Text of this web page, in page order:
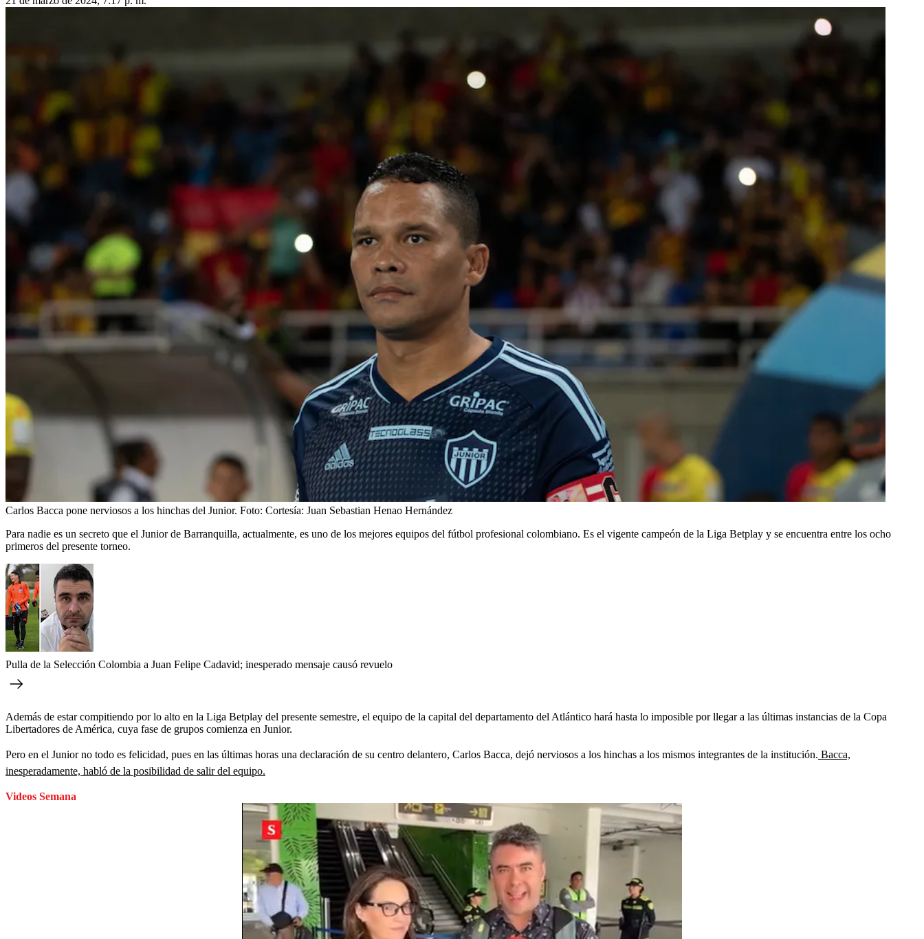
Carlos Bacca pone nerviosos a los hinchas del Junior. Foto: Cortesía: Juan Sebastian Henao Hernández
Para nadie es un secreto que el Junior de Barranquilla, actualmente, es uno de los mejores equipos del fútbol profesional colombiano. Es el vigente campeón de la Liga Betplay y se encuentra entre los ocho
primeros del presente torneo.
Pulla de la Selección Colombia a Juan Felipe Cadavid; inesperado mensaje causó revuelo
Además de estar compitiendo por lo alto en la Liga Betplay del presente semestre, el equipo de la capital del departamento del Atlántico hará hasta lo imposible por llegar a las últimas instancias de la Copa
Libertadores de América, cuya fase de grupos comienza en Junior.
Pero en el Junior no todo es felicidad, pues en las últimas horas una declaración de su centro delantero, Carlos Bacca, dejó nerviosos a los hinchas a los mismos integrantes de la institución. Bacca,
inesperadamente, habló de la posibilidad de salir del equipo.
Videos Semana